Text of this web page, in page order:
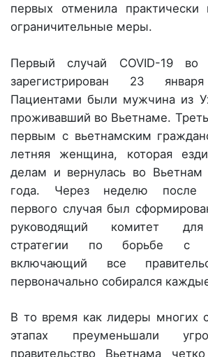
первых отменила практически
ограничительные меры.
Первый случай COVID-19
зарегистрирован 23
Пациентами были мужчина из
проживавший во Вьетнаме.
первым с вьетнамским
летняя женщина, которая
делам и вернулась во Вьетнам
года. Через неделю после
первого случая был
руководящий комитет для
стратегии по борьбе с
включающий все
первоначально собирался
В то время как лидеры многих
этапах преуменьшали
правительство Вьетнама